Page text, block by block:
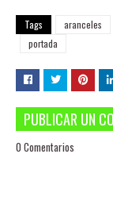
Tags aranceles
portada
PUBLICAR UN
0 Comentarios